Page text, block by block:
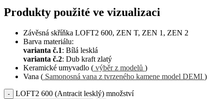
Produkty použité ve vizualizaci
Závěsná skříňka LOFT2 600, ZEN T, ZEN 1, ZEN 2
Barva materiálu:
varianta č.1: Bílá lesklá
varianta č.2: Dub kraft zlatý
Keramické umyvadlo ( výběr z modelů )
Vana ( Samonosná vana z tvrzeného kamene model DEMI )
LOFT2 600 (Antracit lesklý) množství